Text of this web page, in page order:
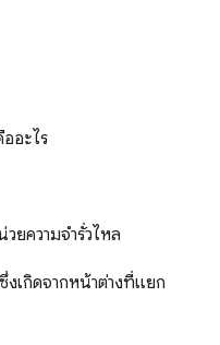
อะไร
ยความจํารั่วไหล
งเกิดจากหน้าต่างที่แยก